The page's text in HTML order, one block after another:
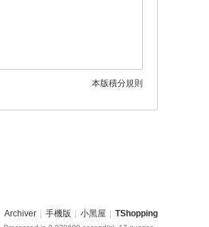
本版積分規則
Archiver 手機版 小黑屋 TShopping